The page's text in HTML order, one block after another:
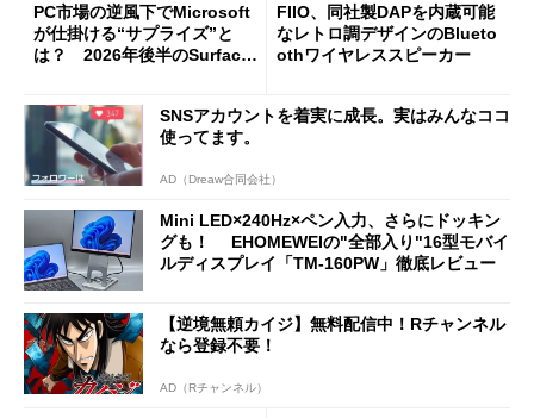
PC市場の逆風下でMicrosoft
が仕掛ける“サプライズ”と
は？ 2026年後半のSurface
FIIO、同社製DAPを内蔵可能
なレトロ調デザインのBlueto
othワイヤレススピーカー
SNSアカウントを着実に成長。実はみんなココ
使ってます。
AD（Dreaw合同会社）
Mini LED×240Hz×ペン入力、さらにドッキン
グも！ EHOMEWEIの"全部入り"16型モバイ
ルディスプレイ「TM-160PW」徹底レビュー
【逆境無頼カイジ】無料配信中！Rチャンネル
なら登録不要！
AD（Rチャンネル）